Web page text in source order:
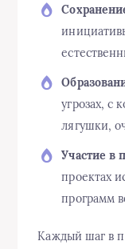
угрозах, с
лягушки,
Участие в
проектах
программ
Каждый шаг в